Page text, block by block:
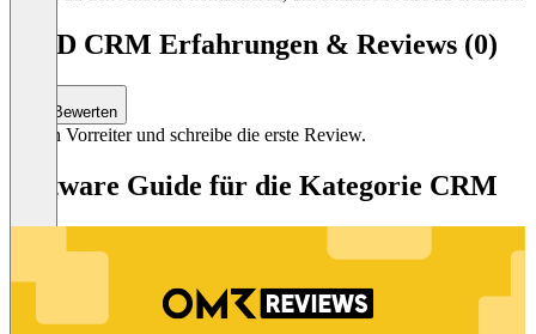
BMD CRM Erfahrungen & Reviews (0)
Bewerten
Sei ein Vorreiter und schreibe die erste Review.
Software Guide für die Kategorie CRM